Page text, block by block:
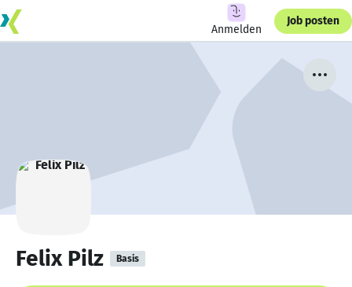
Anmelden
Job posten
Felix Pilz Basis